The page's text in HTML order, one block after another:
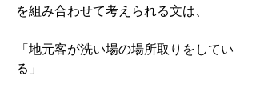
を組み合わせて考えられる文は、
「地元客が洗い場の場所取りをしてい
る」